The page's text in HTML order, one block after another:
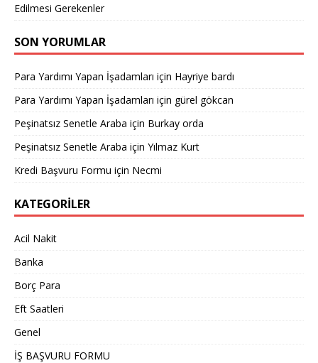
Edilmesi Gerekenler
SON YORUMLAR
Para Yardımı Yapan İşadamları için Hayriye bardı
Para Yardımı Yapan İşadamları için gürel gökcan
Peşinatsız Senetle Araba için Burkay orda
Peşinatsız Senetle Araba için Yılmaz Kurt
Kredi Başvuru Formu için Necmi
KATEGORILER
Acil Nakit
Banka
Borç Para
Eft Saatleri
Genel
İŞ BAŞVURU FORMU